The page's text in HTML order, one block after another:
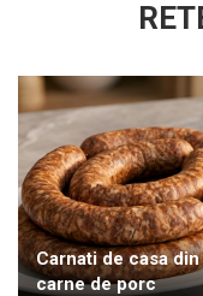
Carnati de casa din
carne de porc